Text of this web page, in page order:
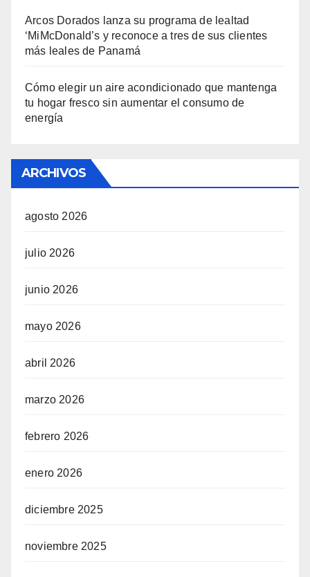
Arcos Dorados lanza su programa de lealtad
‘MiMcDonald’s y reconoce a tres de sus clientes
más leales de Panamá
Cómo elegir un aire acondicionado que mantenga
tu hogar fresco sin aumentar el consumo de
energía
ARCHIVOS
agosto 2026
julio 2026
junio 2026
mayo 2026
abril 2026
marzo 2026
febrero 2026
enero 2026
diciembre 2025
noviembre 2025